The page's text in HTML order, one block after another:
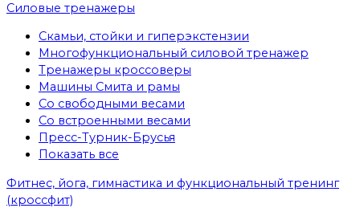
Cиловые тренажеры
Скамьи, стойки и гиперэкстензии
Многофункциональный силовой тренажер
Тренажеры кроссоверы
Машины Смита и рамы
Со свободными весами
Со встроенными весами
Пресс-Турник-Брусья
Показать все
Фитнес, йога, гимнастика и функциональный тренинг
(кроссфит)